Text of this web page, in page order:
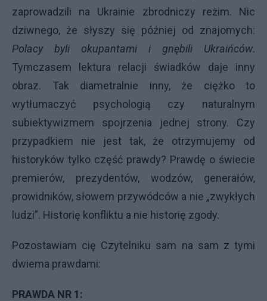
zaprowadzili na Ukrainie zbrodniczy reżim. Nic
dziwnego, że słyszy się później od znajomych:
Polacy byli okupantami i gnębili Ukraińców.
Tymczasem lektura relacji świadków daje inny
obraz. Tak diametralnie inny, że ciężko to
wytłumaczyć psychologią czy naturalnym
subiektywizmem spojrzenia jednej strony. Czy
przypadkiem nie jest tak, że otrzymujemy od
historyków tylko część prawdy? Prawdę o świecie
premierów, prezydentów, wodzów, generałów,
prowidników, słowem przywódców a nie „zwykłych
ludzi”. Historię konfliktu a nie historię zgody.
Pozostawiam cię Czytelniku sam na sam z tymi
dwiema prawdami:
PRAWDA NR 1: